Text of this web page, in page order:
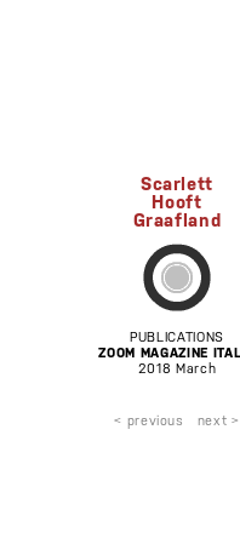
Scarlett
Hooft
Graafland
PUBLICATIONS
ZOOM MAGAZINE
2018 March
< previous next >